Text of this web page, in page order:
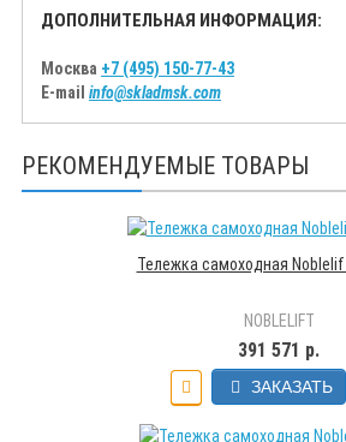
ДОПОЛНИТЕЛЬНАЯ ИНФОРМАЦИЯ:
Москва +7 (495) 150-77-43
E-mail info@skladmsk.com
РЕКОМЕНДУЕМЫЕ ТОВАРЫ
Тележка самоходная
NOBLELIFT
391 571 р.
ЗАКАЗАТЬ